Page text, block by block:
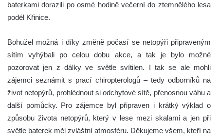
baterkami dorazili po osmé hodině večerní do ztemnělého lesa
podél Křinice.
Bohužel možná i díky změně počasí se netopýři připraveným
sítím vyhýbali po celou dobu akce, a tak je bylo možné
pozorovat jen z dálky ve světle svítilen. I tak se ale mohli
zájemci seznámit s prací chiropterologů – tedy odborníků na
život netopýrů, prohlédnout si odchytové sítě, přenosnou váhu a
další pomůcky. Pro zájemce byl připraven i krátký výklad o
způsobu života netopýrů, který v lese mezi skalami a jen při
světle baterek měl zvláštní atmosféru. Děkujeme všem, kteří na